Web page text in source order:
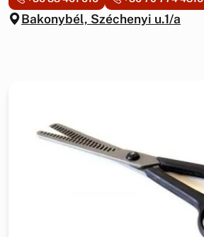
Bakonybél, Széchenyi u.1/a